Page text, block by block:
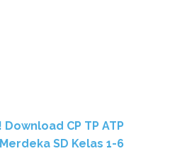
Download CP TP ATP
SD Kelas 1-6